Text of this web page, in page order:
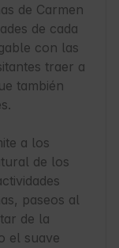
de Carmen
de cada
con las
traer a
también
a los
de los
paseos al
de la
el suave